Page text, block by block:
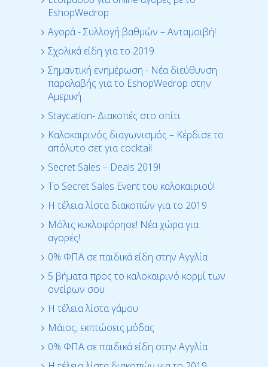
EshopWedrop
Αγορά - Συλλογή βαθμών – Ανταμοιβή!
Σχολικά είδη για το 2019
Σημαντική ενημέρωση - Νέα διεύθυνση
παραλαβής για το EshopWedrop στην
Αμερική
Staycation- Διακοπές στο σπίτι
Καλοκαιρινός διαγωνισμός – Κέρδισε το
απόλυτο σετ για cocktail
Secret Sales – Deals 2019!
Το Secret Sales Event του καλοκαιριού!
Η τέλεια λίστα διακοπών για το 2019
Μόλις κυκλοφόρησε! Νέα χώρα για
αγορές!
0% ΦΠΑ σε παιδικά είδη στην Αγγλία
5 βήματα προς το καλοκαιρινό κορμί των
ονείρων σου
Η τέλεια λίστα γάμου
Μάιος, εκπτώσεις μόδας
0% ΦΠΑ σε παιδικά είδη στην Αγγλία